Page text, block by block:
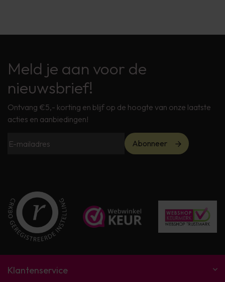
Meld je aan voor de
nieuwsbrief!
Ontvang €5,- korting en blijf op de hoogte van onze laatste
acties en aanbiedingen!
Abonneer
Klantenservice